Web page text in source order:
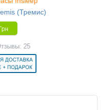
(Тремис)
25